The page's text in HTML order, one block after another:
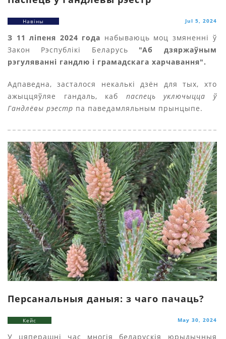
Навіны Jul 5, 2024
З 11 ліпеня 2024 года набываюць моц змяненні ў
Закон Рэспублікі Беларусь "Аб дзяржаўным
рэгуляванні гандлю і грамадскага харчавання".
Адпаведна, засталося некалькі дзён для тых, хто
ажыццяўляе гандаль, каб паспець уключыцца ў
Гандлёвы рэестр па паведамляльным прынцыпе.
Персанальныя даныя: з чаго пачаць?
Кейс May 30, 2024
У цяперашні час многія беларускія юрыдычныя